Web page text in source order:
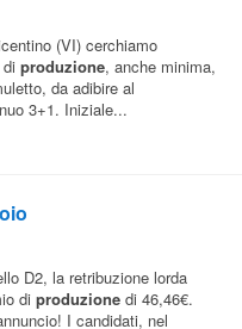
(VI) cerchiamo
produzione, anche minima,
da adibire al
3+1. Iniziale...
D2, la retribuzione lorda
di produzione di 46,46€.
I candidati, nel